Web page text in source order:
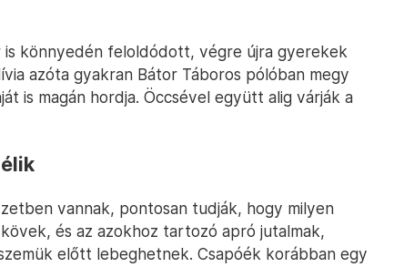
könnyedén feloldódott, végre újra gyerekek
azóta gyakran Bátor Táboros pólóban megy
is magán hordja. Öccsével együtt alig várják a
vannak, pontosan tudják, hogy milyen
és az azokhoz tartozó apró jutalmak,
előtt lebeghetnek. Csapóék korábban egy